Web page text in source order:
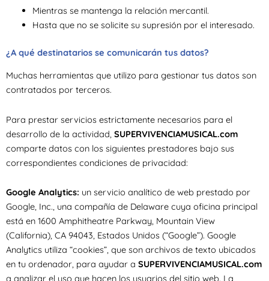
Mientras se mantenga la relación mercantil.
Hasta que no se solicite su supresión por el interesado.
¿A qué destinatarios se comunicarán tus datos?
Muchas herramientas que utilizo para gestionar tus datos son
contratados por terceros.
Para prestar servicios estrictamente necesarios para el
desarrollo de la actividad, SUPERVIVENCIAMUSICAL.com
comparte datos con los siguientes prestadores bajo sus
correspondientes condiciones de privacidad:
Google Analytics: un servicio analítico de web prestado por
Google, Inc., una compañía de Delaware cuya oficina principal
está en 1600 Amphitheatre Parkway, Mountain View
(California), CA 94043, Estados Unidos (“Google”). Google
Analytics utiliza “cookies”, que son archivos de texto ubicados
en tu ordenador, para ayudar a SUPERVIVENCIAMUSICAL.com
a analizar el uso que hacen los usuarios del sitio web. La